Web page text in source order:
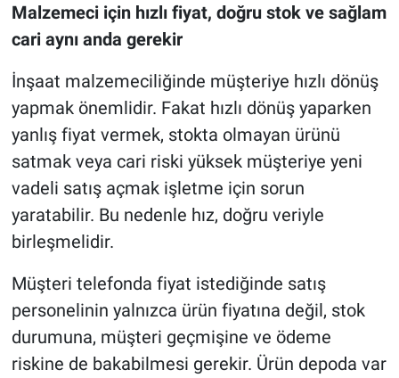
Malzemeci için hızlı fiyat, doğru stok ve sağlam
cari aynı anda gerekir
İnşaat malzemeciliğinde müşteriye hızlı dönüş
yapmak önemlidir. Fakat hızlı dönüş yaparken
yanlış fiyat vermek, stokta olmayan ürünü
satmak veya cari riski yüksek müşteriye yeni
vadeli satış açmak işletme için sorun
yaratabilir. Bu nedenle hız, doğru veriyle
birleşmelidir.
Müşteri telefonda fiyat istediğinde satış
personelinin yalnızca ürün fiyatına değil, stok
durumuna, müşteri geçmişine ve ödeme
riskine de bakabilmesi gerekir. Ürün depoda var